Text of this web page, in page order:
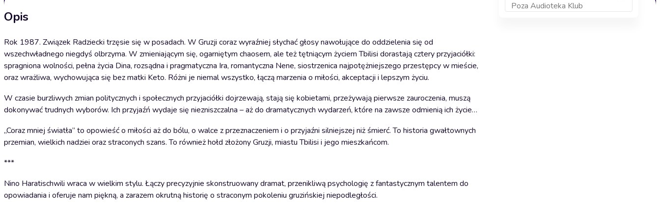
Opis
Rok 1987. Związek Radziecki trzęsie się w posadach. W Gruzji coraz wyraźniej słychać głosy nawołujące do oddzielenia się od
wszechwładnego niegdyś olbrzyma. W zmieniającym się, ogarniętym chaosem, ale też tętniącym życiem Tbilisi dorastają cztery przyjaciółki:
spragniona wolności, pełna życia Dina, rozsądna i pragmatyczna Ira, romantyczna Nene, siostrzenica najpotężniejszego przestępcy w mieście,
oraz wrażliwa, wychowująca się bez matki Keto. Różni je niemal wszystko, łączą marzenia o miłości, akceptacji i lepszym życiu.
W czasie burzliwych zmian politycznych i społecznych przyjaciółki dojrzewają, stają się kobietami, przeżywają pierwsze zauroczenia, muszą
dokonywać trudnych wyborów. Ich przyjaźń wydaje się niezniszczalna – aż do dramatycznych wydarzeń, które na zawsze odmienią ich życie…
„Coraz mniej światła” to opowieść o miłości aż do bólu, o walce z przeznaczeniem i o przyjaźni silniejszej niż śmierć. To historia gwałtownych
przemian, wielkich nadziei oraz straconych szans. To również hołd złożony Gruzji, miastu Tbilisi i jego mieszkańcom.
***
Nino Haratischwili wraca w wielkim stylu. Łączy precyzyjnie skonstruowany dramat, przenikliwą psychologię z fantastycznym talentem do
opowiadania i oferuje nam piękną, a zarazem okrutną historię o straconym pokoleniu gruzińskiej niepodległości.
Poza Audioteka Klub
Dodaj do koszyka